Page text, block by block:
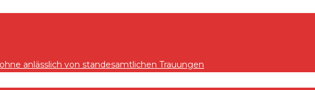
anlässlich von standesamtlichen Trauungen